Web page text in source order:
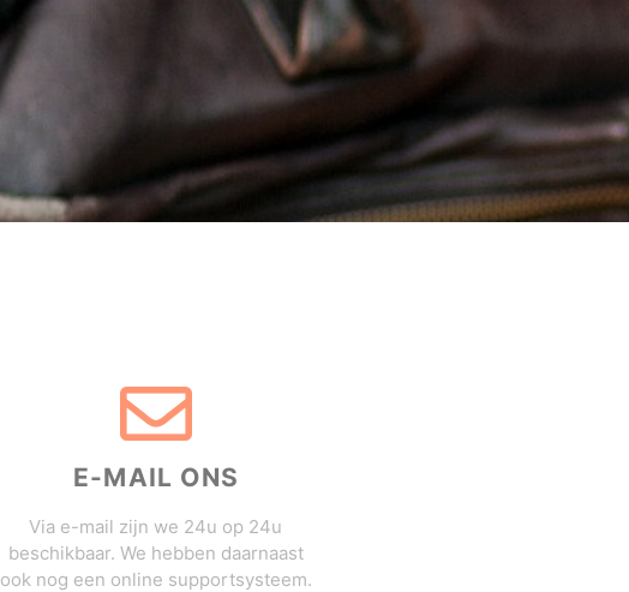
E-MAIL ONS
Via e-mail zijn we 24u op 24u
beschikbaar. We hebben daarnaast
ook nog een online supportsysteem.